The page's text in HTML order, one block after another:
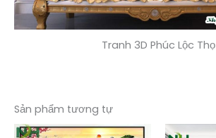
Tranh 3D Phúc Lộc Thọ
Sản phẩm tương tự